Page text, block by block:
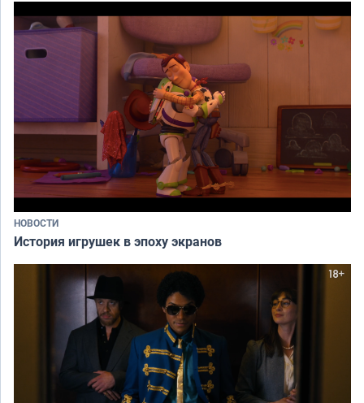
НОВОСТИ
История игрушек в эпоху экранов